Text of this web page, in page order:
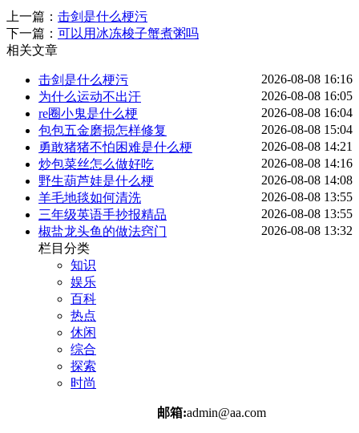
上一篇： 击剑是什么梗污
下一篇： 可以用冰冻梭子蟹煮粥吗
相关文章
击剑是什么梗污
2026-08-08 16:16
为什么运动不出汗
2026-08-08 16:05
re圈小鬼是什么梗
2026-08-08 16:04
包包五金磨损怎样修复
2026-08-08 15:04
勇敢猪猪不怕困难是什么梗
2026-08-08 14:21
炒包菜丝怎么做好吃
2026-08-08 14:16
野生葫芦娃是什么梗
2026-08-08 14:08
羊毛地毯如何清洗
2026-08-08 13:55
三年级英语手抄报精品
2026-08-08 13:55
椒盐龙头鱼的做法窍门
2026-08-08 13:32
栏目分类
知识
娱乐
百科
热点
休闲
综合
探索
时尚
邮箱:admin@aa.com